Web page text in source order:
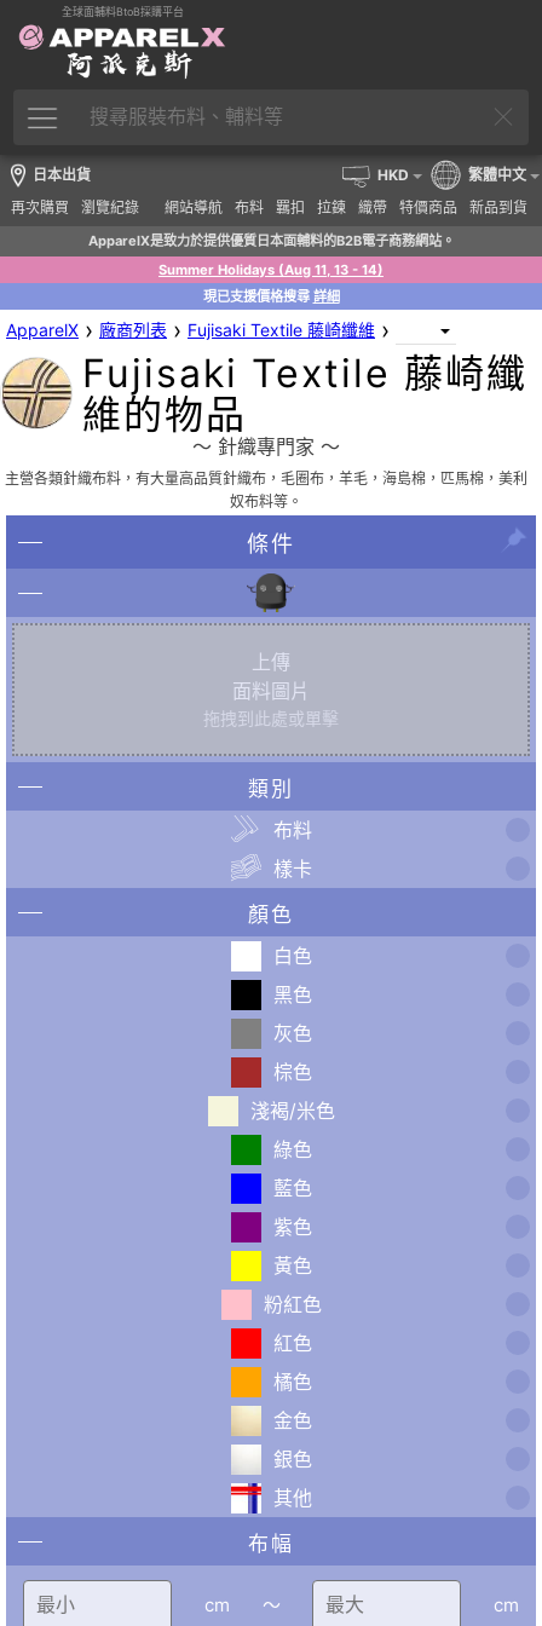
全球面輔料BtoB採購平台
日本出貨
再次購買
瀏覽紀錄 網站導航 布料 羈扣 拉鍊 織帶 特價商品 新品到貨
HKD 繁體中文
ApparelX是致力於提供優質日本面輔料的B2B電子商務網站。
Summer Holidays (Aug 11, 13 - 14)
現已支援價格搜尋 詳細
ApparelX › 廠商列表 › Fujisaki Textile 藤崎纖維 ›
Fujisaki Textile 藤崎纖
維的物品
〜 針織專門家 〜
主營各類針織布料，有大量高品質針織布，毛圈布，羊毛，海島棉，匹馬棉，美利
奴布料等。
條件
上傳
面料圖片
拖拽到此處或單擊
類別
布料
樣卡
顏色
白色
黑色
灰色
棕色
淺褐/米色
綠色
藍色
紫色
黃色
粉紅色
紅色
橘色
金色
銀色
其他
布幅
cm 〜 cm